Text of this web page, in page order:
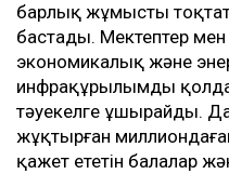
барлық жұмысты
бастады. Мектептер
экономикалық және
инфрақұрылымды
тәуекелге ұшырайды.
жұқтырған
қажет ететін балалар